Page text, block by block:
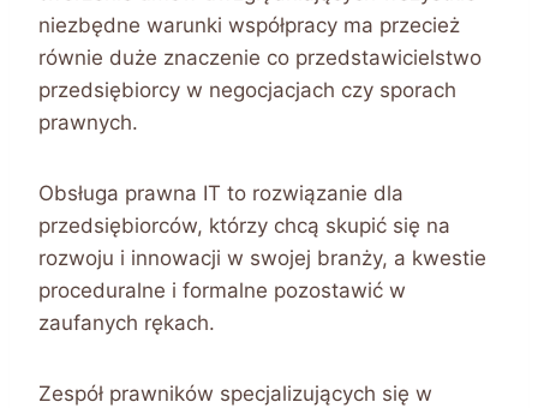
niezbędne warunki współpracy ma przecież
równie duże znaczenie co przedstawicielstwo
przedsiębiorcy w negocjacjach czy sporach
prawnych.
Obsługa prawna IT to rozwiązanie dla
przedsiębiorców, którzy chcą skupić się na
rozwoju i innowacji w swojej branży, a kwestie
proceduralne i formalne pozostawić w
zaufanych rękach.
Zespół prawników specjalizujących się w